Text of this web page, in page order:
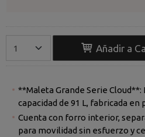
Añadir a
**Maleta Grande Serie Cloud**:
capacidad de 91 L, fabricada
Cuenta con forro interior,
para movilidad sin esfuerzo y